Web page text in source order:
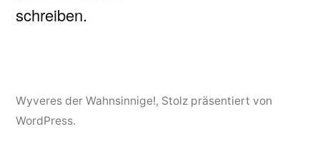
schreiben.
Wyveres der Wahnsinnige!, Stolz präsentiert von
WordPress.